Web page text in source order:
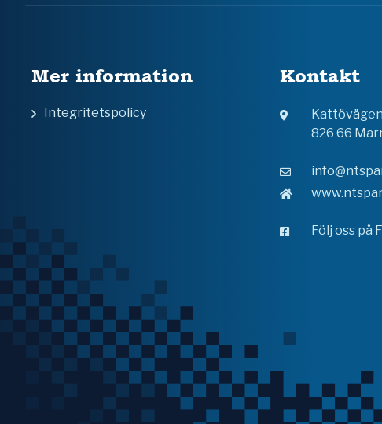
Mer information
Integritetspolicy
Kontakt
826 66
Följ oss på